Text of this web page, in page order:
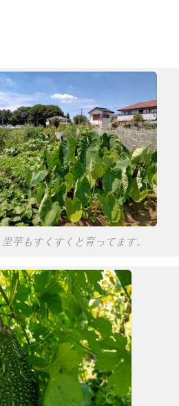
芋もすくすくと育ってます。